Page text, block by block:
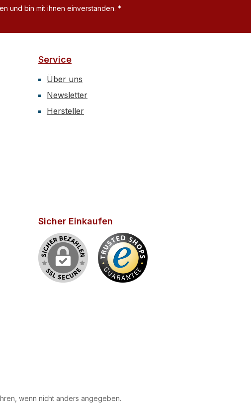
und bin mit ihnen einverstanden. *
Service
Über uns
Newsletter
Hersteller
Sicher Einkaufen
wenn nicht anders angegeben.